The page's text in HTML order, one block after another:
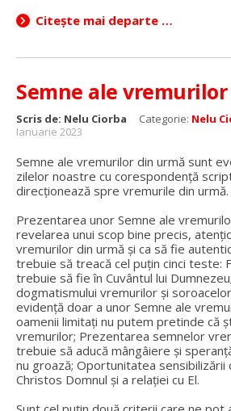
Citește mai departe …
Semne ale
Scris de: Nelu Ciorba Categorie: Nelu
Ianuarie 2023
Semne ale vremurilor din urmă sunt
zilelor noastre cu corespondență
direcționează spre vremurile din urmă.
Prezentarea unor Semne ale
revelarea unui scop bine precis,
vremurilor din urmă și ca să fie
trebuie să treacă cel puțin cinci teste:
trebuie să fie în Cuvântul lui
dogmatismului vremurilor și
evidență doar a unor Semne ale
oamenii limitați nu putem pretinde că
vremurilor; Prezentarea semnelor
trebuie să aducă mângâiere și
nu groază; Oportunitatea sensibilizării
Christos Domnul și a relației cu El.